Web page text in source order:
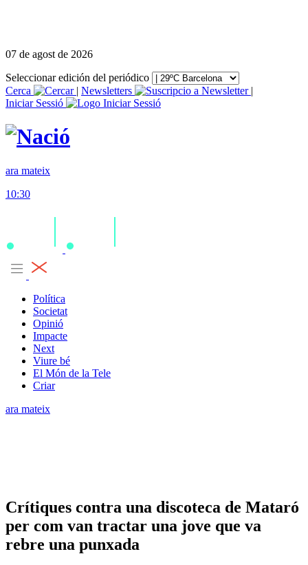
07 de agost de 2026
Seleccionar edición del periódico
Cerca
| Newsletters
|
Iniciar Sessió
ara mateix
10:30
Política
Societat
Opinió
Impacte
Next
Viure bé
El Món de la Tele
Criar
ara mateix
Crítiques contra una discoteca de Mataró
per com van tractar una jove que va
rebre una punxada